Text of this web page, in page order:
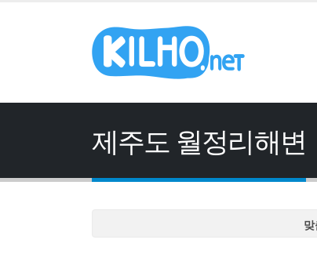
제주도 월정리해변